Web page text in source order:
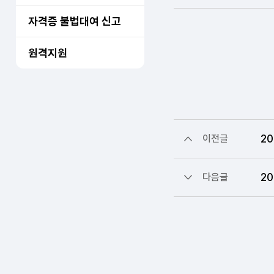
자격증 불법대여 신고
원격지원
이전글
다음글